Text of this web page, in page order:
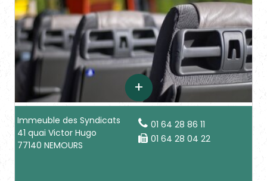
Immeuble des Syndicats
41 quai Victor Hugo
77140 NEMOURS
01 64 28 86 11
01 64 28 04 22